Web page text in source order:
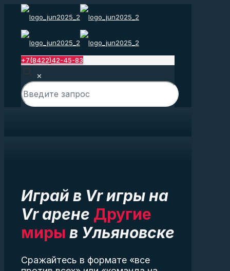
+7(8422)42-45-83
✕
Играй в Vr игры на
Vr арене Другие
миры в Ульяновске
Сражайтесь в формате «все